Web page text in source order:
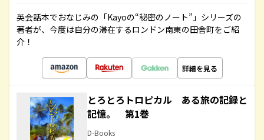
英会話本でおなじみの「Kayoの“秘密のノート”」シリーズの
著者が、今度は自分の滞在するロンドン南東の田舎町をご紹
介！
詳細を見る
とろとろトロピカル ある旅の記録と
記憶。 第1巻
D-Books